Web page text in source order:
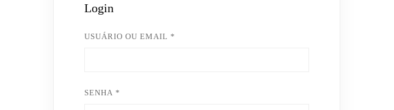
Conta
Login
USUÁRIO OU EMAIL *
SENHA *